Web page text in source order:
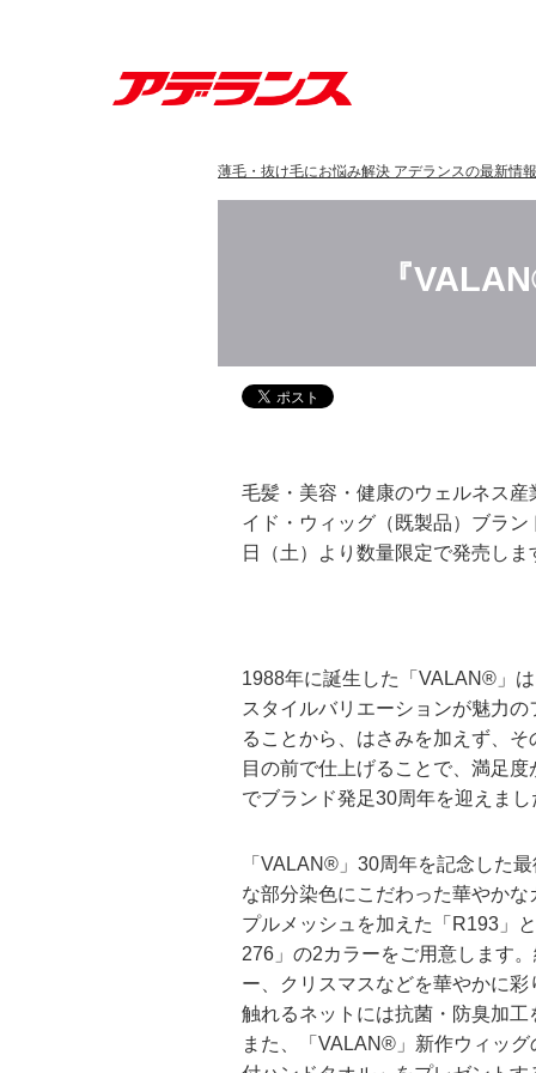
薄毛・抜け毛にお悩み解決 アデランスの最新情報
『
毛髪・美容・健康のウェルネス
イド・ウィッグ（既製品）ブラ
日（土）より数量限定で発売しま
1988年に誕生した「VALAN®」
スタイルバリエーションが魅力
ることから、はさみを加えず、
目の前で仕上げることで、満足
でブランド発足30周年を迎えまし
「VALAN®」30周年を記念した
な部分染色にこだわった華やか
プルメッシュを加えた「R193」
276」の2カラーをご用意します
ー、クリスマスなどを華やかに
触れるネットには抗菌・防臭加
また、「VALAN®」新作ウィッ